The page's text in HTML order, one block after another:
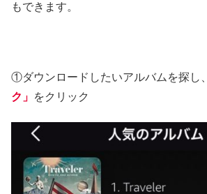
もできます。
①ダウンロードしたいアルバムを探し、
ク」 をクリック